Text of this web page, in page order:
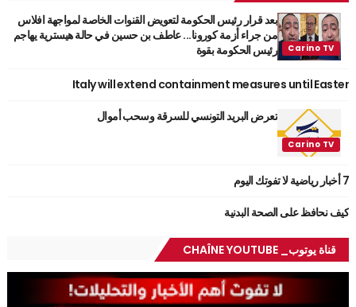
بعد قرار رئيس الحكومة لتعويض القنوات الخاصة لمواجهة افلاس
من جراء أزمة كورونا... عاطف بن حسين في حالة هيسترية يهاجم
رئيس الحكومة بقوة
Italy will extend containment measures until Easter
تعرض البريد التونسي للسرقة وسحب أموال
7 أخبار رياضية لا تفوتك اليوم
كيف نحافظ على الصحة البدنية
قناة يوتوب_ CHAÎNE YOUTUBE